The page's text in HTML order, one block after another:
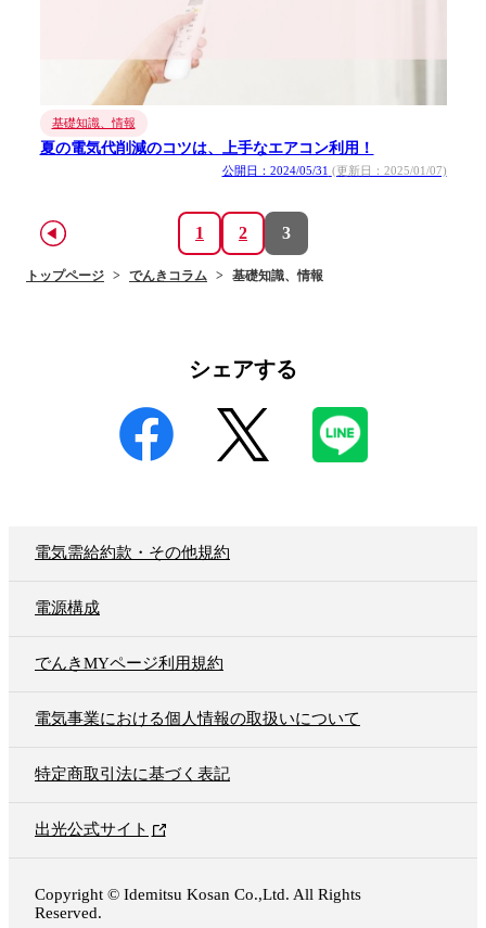
基礎知識、情報
夏の電気代削減のコツは、上手なエアコン利用！
公開日：2024/05/31 (更新日：2025/01/07)
1 2 3
トップページ でんきコラム 基礎知識、情報
シェアする
電気需給約款・その他規約
電源構成
でんきMYページ利用規約
電気事業における個人情報の取扱いについて
特定商取引法に基づく表記
出光公式サイト
Copyright © Idemitsu Kosan Co.,Ltd. All Rights
Reserved.